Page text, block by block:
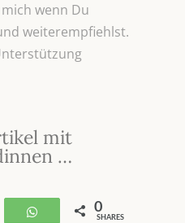
wenn Du
weiterempfiehlst.
mit
…
WhatsApp
0
SHARES